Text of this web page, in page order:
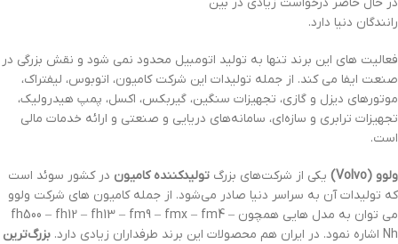
رانندگان دنیا دارد.
فعالیت های این برند تنها به تولید اتومبیل محدود نمی شود و نقش بزرگی در
صنعت ایفا می کند. از جمله تولیدات این شرکت کامیون، اتوبوس، لیفتراک،
موتورهای دیزل و گازی، تجهیزات سنگین، گیربکس، اکسل، پمپ هیدرولیک،
تجهیزات ترابری و سازه‌ای، سامانه‌های دریایی و صنعتی و ارائه خدمات مالی
است.
ولوو (Volvo) یکی از شرکت‌های بزرگ تولیدکننده کامیون در کشور سوئد است
که تولیدات آن به سراسر دنیا صادر می‌شود. از جمله کامیون های شرکت ولوو
می توان به مدل هایی همچون fh500 – fh12 – fh13 – fm9 – fmx – fm4 –
Nh اشاره نمود. در ایران هم محصولات این برند طرفداران زیادی دارد.
بزرگ‌ترین